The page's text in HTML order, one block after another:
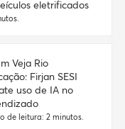
eletrificados
Veja Rio
Firjan SESI
uso de IA no
de leitura: 2 minutos.